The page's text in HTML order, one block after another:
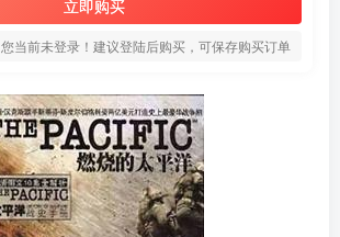
立即购买
您当前未登录！建议登陆后购买，可保存购买订单